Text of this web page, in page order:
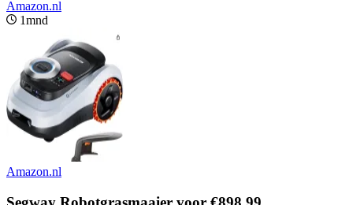
Amazon.nl
1mnd
Amazon.nl